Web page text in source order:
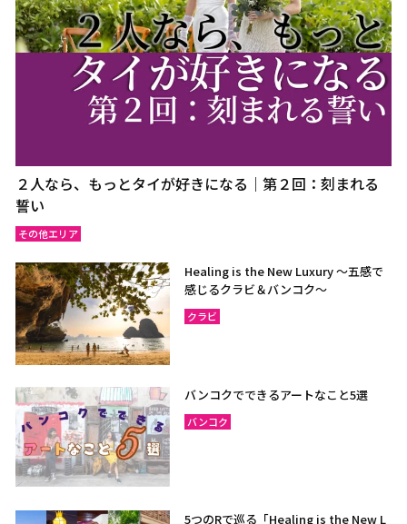
２人なら、もっとタイが好きになる｜第２回：刻まれる
誓い
その他エリア
Healing is the New Luxury ～五感で
感じるクラビ＆バンコク～
クラビ
バンコクでできるアートなこと5選
バンコク
5つのRで巡る「Healing is the New L